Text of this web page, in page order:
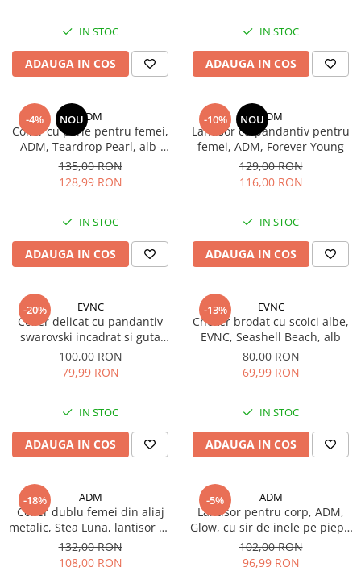
Articole pentru Bucatarie & Servire
Decoratiuni
Monede pentru colectionari
Petshop
Smart Home
Supape de sens unic
Birotica & Papetarie
Accesorii finisare documente
Capsatoare documente
Carti de colorat
Consumabile laminare
Ghilotine & Trimmere
Imprimante UV
Indosariere documente
Instrumente de scris
Laminatoare documente
Produse digitale (download)
IN STOC
ADAUGA IN COS
IN STOC
ADAUGA IN COS
-4% NOUADM
Colier cu perle pentru femei,
ADM, Teardrop Pearl, alb-
argintiu
135,00 RON
128,99 RON
IN STOC
ADAUGA IN COS
-10% NOUADM
Lantisor cu pandantiv pentru
femei, ADM, Forever Young
129,00 RON
116,00 RON
IN STOC
ADAUGA IN COS
-20% EVNC
Colier delicat cu pandantiv
swarovski incadrat si guta
transparenta, EVNC, Square
Daim, marime reglabila
100,00 RON
79,99 RON
IN STOC
ADAUGA IN COS
-13% EVNC
Choker brodat cu scoici albe,
EVNC, Seashell Beach, alb
80,00 RON
69,99 RON
IN STOC
ADAUGA IN COS
-18% ADM
Colier dublu femei din aliaj
metalic, Stea Luna, lantisor cu
pandantiv
132,00 RON
108,00 RON
-5% ADM
Lantisor pentru corp, ADM,
Glow, cu sir de inele pe piept,
auriu
102,00 RON
96,99 RON